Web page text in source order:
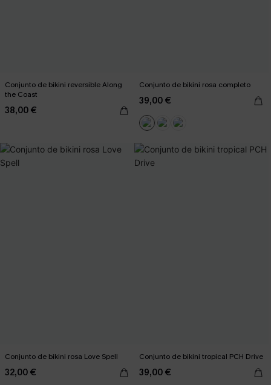
Conjunto de bikini reversible Along
the Coast
38,00 €
Conjunto de bikini rosa completo
39,00 €
Conjunto de bikini rosa Love Spell
32,00 €
Conjunto de bikini tropical PCH Drive
39,00 €